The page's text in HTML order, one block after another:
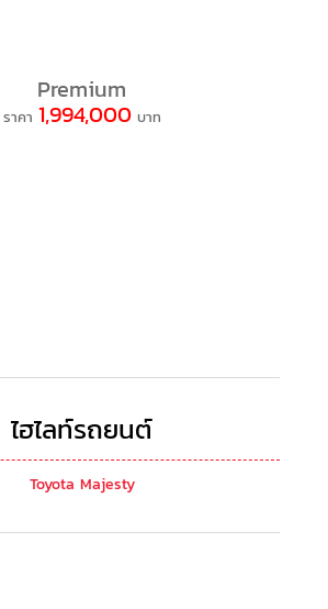
Premium
ราคา 1,994,000บาท
ไฮไลท์รถยนต์
Toyota Majesty